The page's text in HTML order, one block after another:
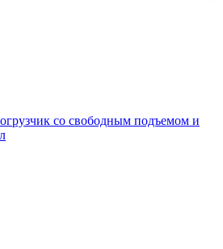
со свободным подъемом и